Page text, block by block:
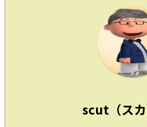
scut（スカ